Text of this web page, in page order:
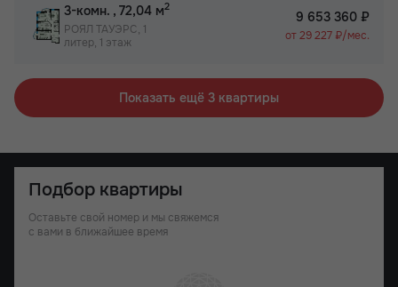
3-комн. , 72,04 м2
РОЯЛ ТАУЭРС, 1
литер, 1 этаж
9 653 360 ₽
от 29 227 ₽/мес.
Показать ещё 3 квартиры
Подбор квартиры
Оставьте свой номер и мы свяжемся
с вами в ближайшее время